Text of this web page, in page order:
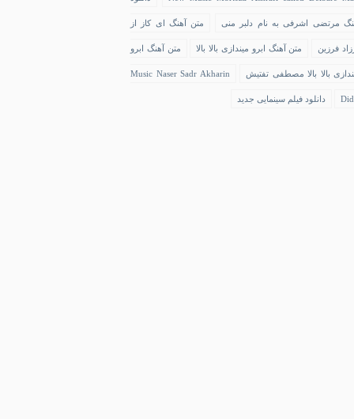
مرتضی اشرفی به نام دلبر منی متن آهنگ ای کاز از
فرزین متن آهنگ ابرو میندازی بالا بالا متن آهنگ ابرو
بالا بالا مصطفی تفتیش Music Naser Sadr Akharin
دانلود فیلم سینمایی جدید